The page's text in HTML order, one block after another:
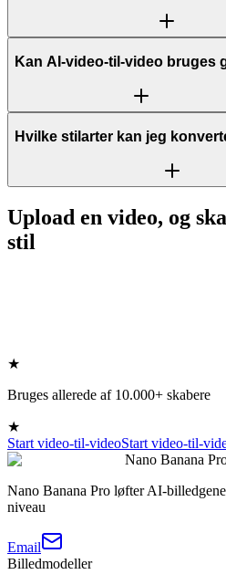
Kan AI-video-til-video bruges
Hvilke stilarter kan jeg
Upload en video, og
stil
★
Bruges allerede af 10.000+ skabere
★
Start video-til-videoStart video-til-
Nano Banana
Nano Banana Pro løfter AI-
niveau
Email
Billedmodeller